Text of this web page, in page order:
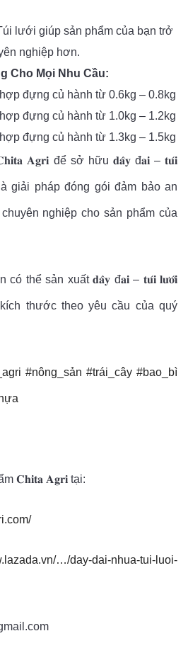
lưới giúp sản phẩm của bạn trở
nghiệp hơn.
Cho Mọi Nhu Cầu:
đựng củ hành từ 0.6kg – 0.8kg
đựng củ hành từ 1.0kg – 1.2kg
đựng củ hành từ 1.3kg – 1.5kg
𝐀𝐠𝐫𝐢 để sở hữu 𝐝𝐚̂𝐲 đ𝐚𝐢 – 𝐭𝐮́𝐢
giải pháp đóng gói đảm bảo an
nghiệp cho sản phẩm của
có thể sản xuất 𝐝𝐚̂𝐲 đ𝐚𝐢 – 𝐭𝐮́𝐢 𝐥𝐮̛𝐨̛́𝐢
thước theo yêu cầu của quý
#nông_sản #trái_cây #bao_bì
𝐂𝐡𝐢𝐭𝐚 𝐀𝐠𝐫𝐢 tại:
…/day-dai-nhua-tui-luoi-